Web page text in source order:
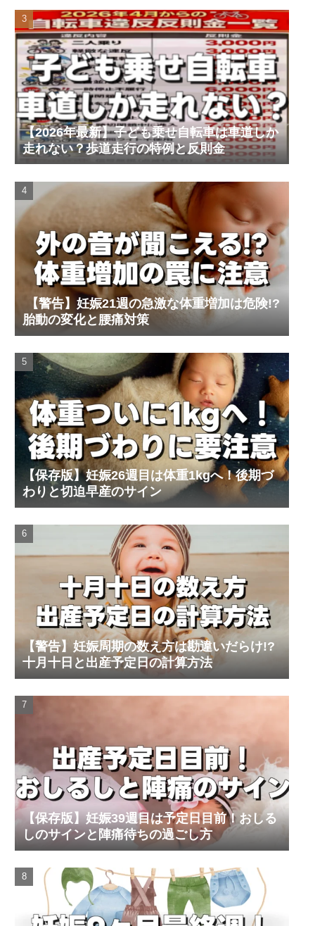
【2026年最新】子ども乗せ自転車は車道しか
走れない？歩道走行の特例と反則金
【警告】妊娠21週の急激な体重増加は危険!?
胎動の変化と腰痛対策
【保存版】妊娠26週目は体重1kgへ！後期づ
わりと切迫早産のサイン
【警告】妊娠周期の数え方は勘違いだらけ!?
十月十日と出産予定日の計算方法
【保存版】妊娠39週目は予定日目前！おしる
しのサインと陣痛待ちの過ごし方